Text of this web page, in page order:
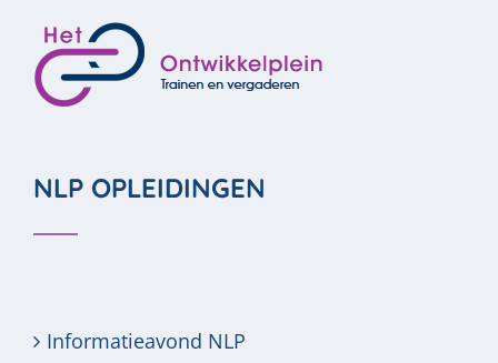
NLP OPLEIDINGEN
Informatieavond NLP